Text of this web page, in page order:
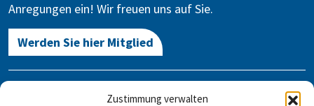
Zustimmung verwalten
Anregungen ein! Wir freuen uns auf Sie.
Werden Sie hier Mitglied
Kontakt